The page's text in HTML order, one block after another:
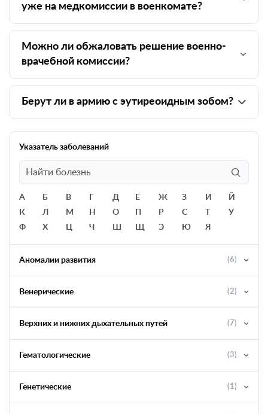
уже на медкомиссии в военкомате?
Можно ли обжаловать решение военно-
врачебной комиссии?
Берут ли в армию с эутиреоидным зобом?
Указатель заболеваний
А Б В Д Е Ж З И
Й
К
Л М Н О Р С
У
Ф
Х Ц Ч Ш Щ Э Ю Я
Аномалии развития (6)
Венерические (2)
Верхних и нижних дыхательных путей (7)
Гематологические (3)
Генетические (1)